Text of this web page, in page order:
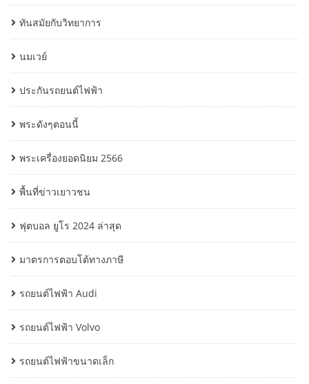
ทันสมัยกับวิทยาการ
นมเวย์
ประกันรถยนต์ไฟฟ้า
พระดังๆตอนนี้
พระเครื่องยอดนิยม 2566
พื้นที่ข่าวเยาวชน
ฟุตบอล ยูโร 2024 ล่าสุด
มาตรการตอบโต้ทางภาษี
รถยนต์ไฟฟ้า Audi
รถยนต์ไฟฟ้า Volvo
รถยนต์ไฟฟ้าขนาดเล็ก